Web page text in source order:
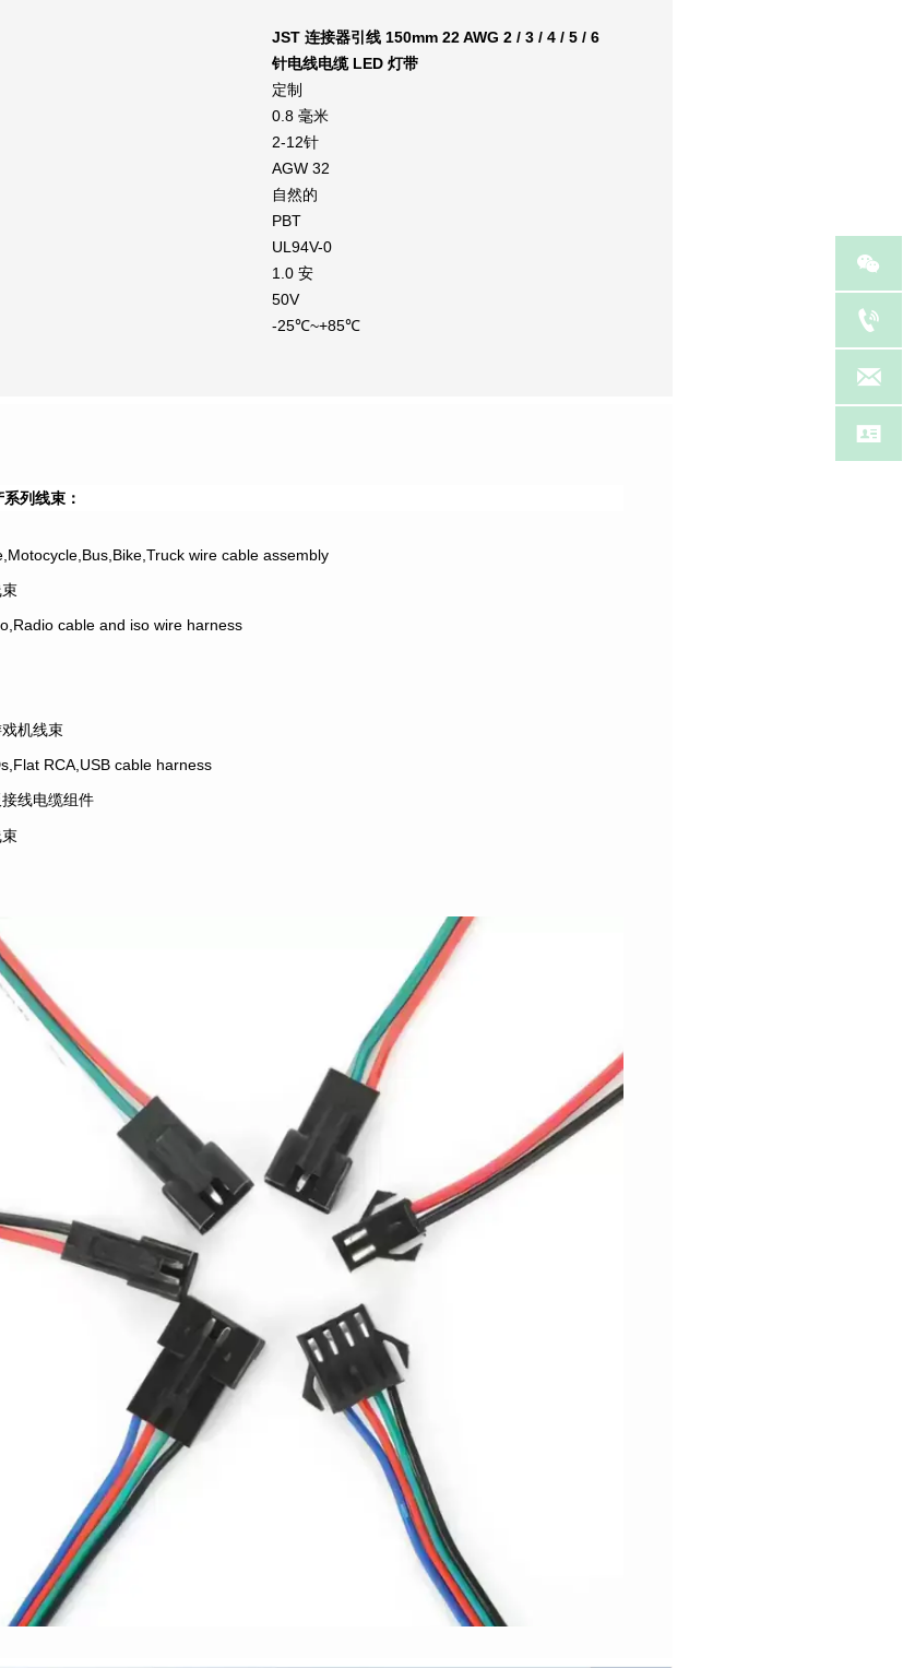
JST 连接器引线 150mm 22 AWG 2 / 3 / 4 / 5 / 6
针电线电缆 LED 灯带
定制
0.8 毫米
2-12针
AGW 32
自然的
PBT
UL94V-0
1.0 安
50V
-25℃~+85℃
列线束：
wire cable assembly
cable and iso wire harness
机线束
RCA,USB cable harness
线电缆组件



